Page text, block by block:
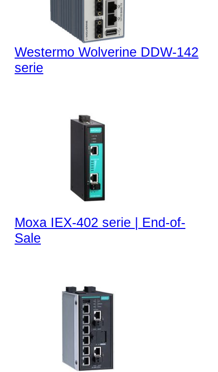
Westermo Wolverine DDW-142
serie
Moxa IEX-402 serie | End-of-
Sale